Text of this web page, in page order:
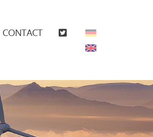
CONTACT